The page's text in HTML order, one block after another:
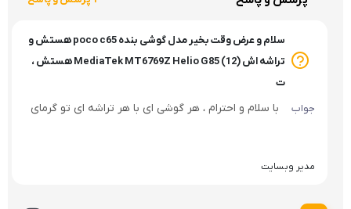
سلام و عرض وقت بخیر مدل گوشی بنده poco c65 هستش و
تراشه اش (MediaTek MT6769Z Helio G85 (12 هستش ،
ت
جواب
با سلام و احترام ، هر گوشی ای با هر تراشه ای تو گرمای
مدیر وبسایت